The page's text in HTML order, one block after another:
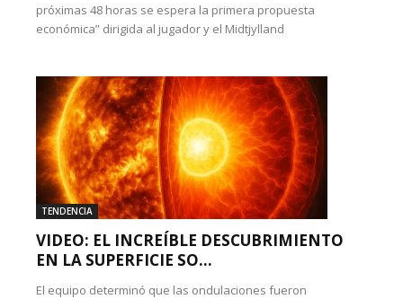
próximas 48 horas se espera la primera propuesta
económica” dirigida al jugador y el Midtjylland
TENDENCIA
VIDEO: EL INCREÍBLE DESCUBRIMIENTO
EN LA SUPERFICIE SO...
El equipo determinó que las ondulaciones fueron